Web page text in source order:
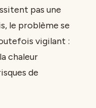
pas une
le problème se
vigilant :
chaleur
de